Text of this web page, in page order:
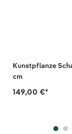
Kunstpflanze
cm
149,00 €*